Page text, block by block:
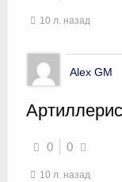
10 л. назад
Alex GM
0 0
10 л. назад